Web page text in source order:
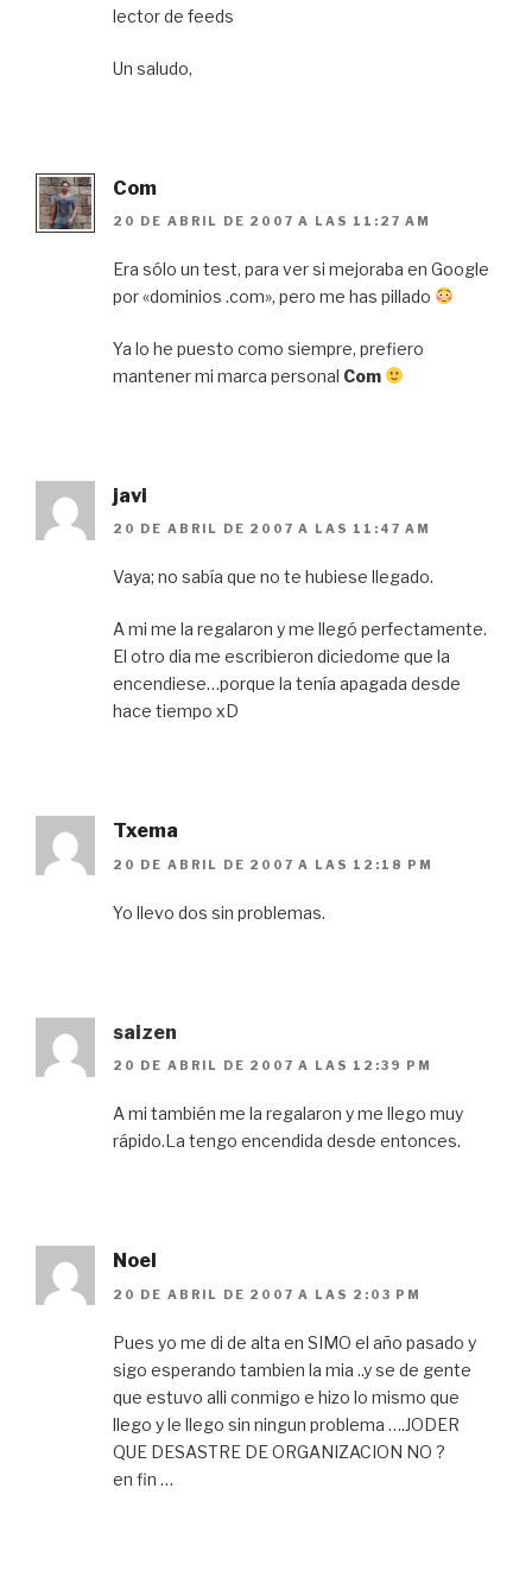
lector de feeds
Un saludo,
Com
20 DE ABRIL DE 2007 A LAS 11:27 AM
Era sólo un test, para ver si mejoraba en Google
por «dominios .com», pero me has pillado
Ya lo he puesto como siempre, prefiero
mantener mi marca personal Com
javi
20 DE ABRIL DE 2007 A LAS 11:47 AM
Vaya; no sabía que no te hubiese llegado.
A mi me la regalaron y me llegó perfectamente.
El otro dia me escribieron diciedome que la
encendiese…porque la tenía apagada desde
hace tiempo xD
Txema
20 DE ABRIL DE 2007 A LAS 12:18 PM
Yo llevo dos sin problemas.
saizen
20 DE ABRIL DE 2007 A LAS 12:39 PM
A mi también me la regalaron y me llego muy
rápido.La tengo encendida desde entonces.
Noel
20 DE ABRIL DE 2007 A LAS 2:03 PM
Pues yo me di de alta en SIMO el año pasado y
sigo esperando tambien la mia ..y se de gente
que estuvo alli conmigo e hizo lo mismo que
llego y le llego sin ningun problema ….JODER
QUE DESASTRE DE ORGANIZACION NO ?
en fin …